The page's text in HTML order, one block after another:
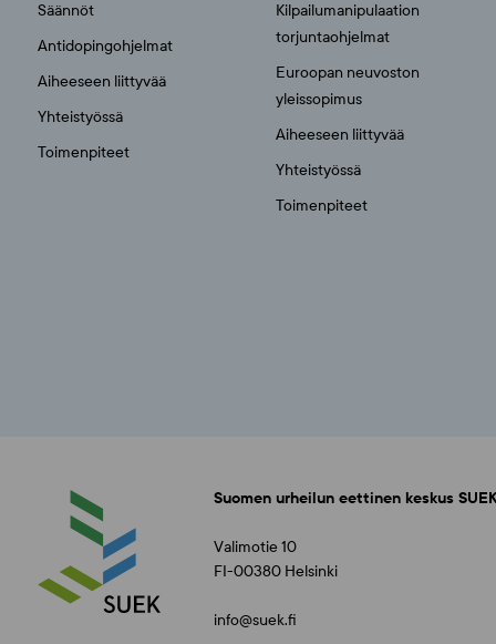
Säännöt
Antidopingohjelmat
Aiheeseen liittyvää
Yhteistyössä
Toimenpiteet
Kilpailumanipulaation
torjuntaohjelmat
Euroopan neuvoston
yleissopimus
Aiheeseen liittyvää
Yhteistyössä
Toimenpiteet
Suomen urheilun eettinen keskus
Valimotie 10
FI-00380 Helsinki
info@suek.fi